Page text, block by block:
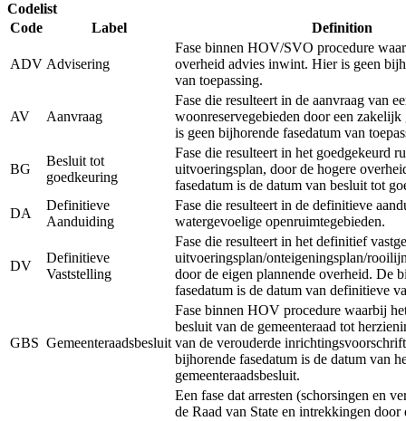
Codelist
Code
Label Definition
ADV Advisering
Fase binnen HOV/SVO procedure
overheid advies inwint. Hier is geen
van toepassing.
AV Aanvraag
Fase die resulteert in de aanvraag van
woonreservegebieden door een
is geen bijhorende fasedatum van
BG
Besluit tot
goedkeuring
Fase die resulteert in het goedgekeurd
uitvoeringsplan, door de hogere
fasedatum is de datum van besluit tot
DA
Definitieve
Aanduiding
Fase die resulteert in de definitieve
watergevoelige openruimtegebieden.
DV
Definitieve
Vaststelling
Fase die resulteert in het definitief
uitvoeringsplan/onteigeningsplan/
door de eigen plannende overheid. De
fasedatum is de datum van definitieve
GBS Gemeenteraadsbesluit
Fase binnen HOV procedure waarbij
besluit van de gemeenteraad tot
van de verouderde
bijhorende fasedatum is de datum van
gemeenteraadsbesluit.
Een fase dat arresten (schorsingen en
de Raad van State en intrekkingen door